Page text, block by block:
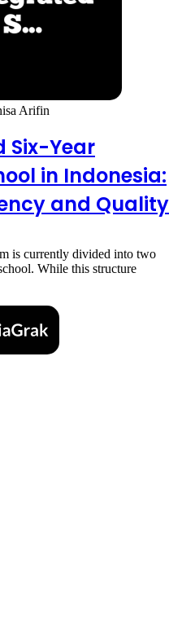
Arifin
Six-Year
in Indonesia:
and Quality
is currently divided into two
While this structure